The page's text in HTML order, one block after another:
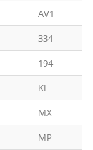
AV1
334
194
KL
MX
MP